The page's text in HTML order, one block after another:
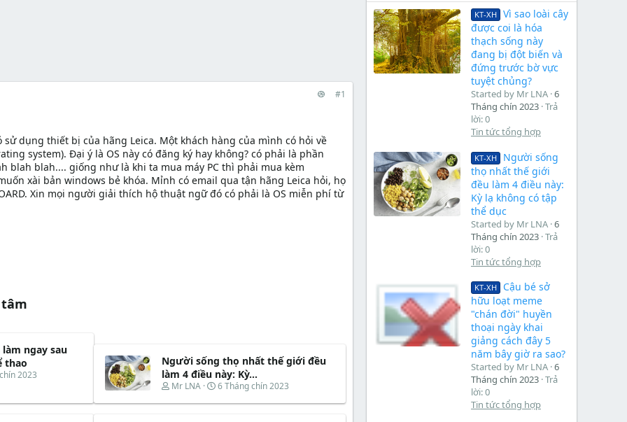
#1
sử dụng thiết bị của hãng Leica. Một khách hàng của mình có hỏi về
system). Đại ý là OS này có đăng ký hay không? có phải là phần
blah blah.... giống như là khi ta mua máy PC thì phải mua kèm
xài bản windows bẻ khóa. Mỉnh có email qua tận hãng Leica hỏi, họ
Xin mọi người giải thích hộ thuật ngữ đó có phải là OS miễn phí từ
ngay sau
thao
2023
Người sống thọ nhất thế giới đều
làm 4 điều này: Kỳ...
T
r
Mr LNA
N
à
6 Tháng chín 2023
KT-XH
Vì sao loài cây
được coi là hóa
thạch sống này
đang bị đột biến và
đứng trước bờ vực
tuyệt chủng?
Started by Mr LNA 6
Tháng chín 2023 Trả
lời: 0
Tin tức tổng hợp
KT-XH
Người sống
thọ nhất thế giới
đều làm 4 điều này:
Kỳ lạ không có tập
thể dục
Started by Mr LNA 6
Tháng chín 2023 Trả
lời: 0
Tin tức tổng hợp
KT-XH
Cậu bé sở
hữu loạt meme
"chán đời" huyền
thoại ngày khai
giảng cách đây 5
năm bây giờ ra sao?
Started by Mr LNA 6
Tháng chín 2023 Trả
lời: 0
Tin tức tổng hợp